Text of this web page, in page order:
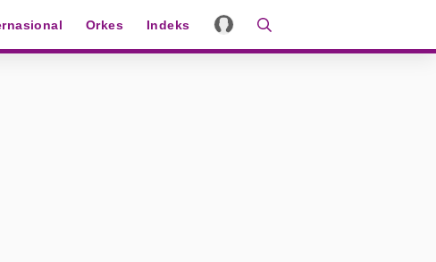
Orkes Indeks